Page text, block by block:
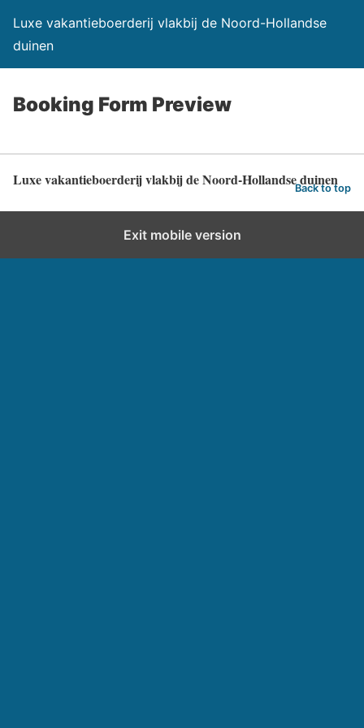
Luxe vakantieboerderij vlakbij de Noord-Hollandse
duinen
Booking Form Preview
Luxe vakantieboerderij vlakbij de Noord-Hollandse duinen
Back to top
Exit mobile version